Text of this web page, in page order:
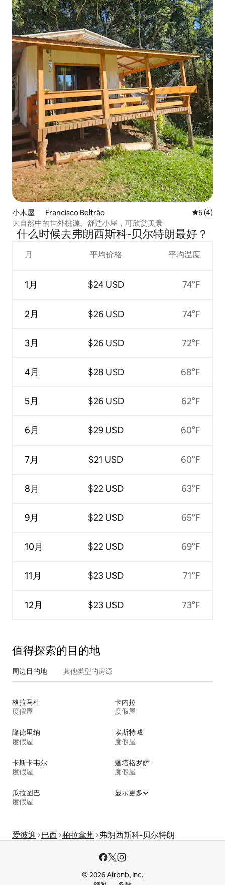
小木屋 ｜ Francisco Beltrão 平均评分
5 (4)
大自然中的世外桃源。舒适小屋，可欣赏美景
什么时候去弗朗西斯科-贝尔特朗最好？
月
1月
2月
3月
4月
5月
6月
7月
8月
9月
10月
11月
12月
平均价格
$24 USD
$26 USD
$26 USD
$28 USD
$26 USD
$29 USD
$21 USD
$22 USD
$22 USD
$22 USD
$23 USD
$23 USD
平均温度
74°F
74°F
72°F
68°F
62°F
60°F
60°F
63°F
65°F
69°F
71°F
73°F
值得探索的目的地
周边目的地 其他类型的房源
格拉马杜
度假屋
卡内拉
度假屋
隆德里纳
度假屋
埃斯特城
度假屋
卡斯卡韦尔
度假屋
蓬塔格罗萨
度假屋
瓜拉图巴
度假屋
显示更多
爱彼迎 巴西 柏拉拿州 弗朗西斯科-贝尔特朗
© 2026 Airbnb, Inc.